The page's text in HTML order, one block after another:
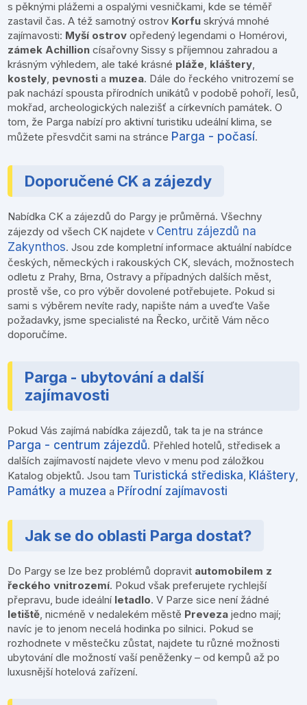
s pěknými plážemi a ospalými vesničkami, kde se téměř
zastavil čas. A též samotný ostrov Korfu skrývá mnohé
zajímavosti: Myší ostrov opředený legendami o Homérovi,
zámek Achillion císařovny Sissy s příjemnou zahradou a
krásným výhledem, ale také krásné pláže, kláštery,
kostely, pevnosti a muzea. Dále do řeckého vnitrozemí se
pak nachází spousta přírodních unikátů v podobě pohoří, lesů,
mokřad, archeologických nalezišť a církevních památek. O
tom, že Parga nabízí pro aktivní turistiku udeální klima, se
můžete přesvdčit sami na stránce Parga - počasí.
Doporučené CK a zájezdy
Nabídka CK a zájezdů do Pargy je průměrná. Všechny
zájezdy od všech CK najdete v Centru zájezdů na
Zakynthos. Jsou zde kompletní informace aktuální nabídce
českých, německých i rakouských CK, slevách, možnostech
odletu z Prahy, Brna, Ostravy a případných dalších měst,
prostě vše, co pro výběr dovolené potřebujete. Pokud si
sami s výběrem nevíte rady, napište nám a uveďte Vaše
požadavky, jsme specialisté na Řecko, určitě Vám něco
doporučíme.
Parga - ubytování a další
zajímavosti
Pokud Vás zajímá nabídka zájezdů, tak ta je na stránce
Parga - centrum zájezdů. Přehled hotelů, středisek a
dalších zajímavostí najdete vlevo v menu pod záložkou
Katalog objektů. Jsou tam Turistická střediska, Kláštery,
Památky a muzea a Přírodní zajímavosti
Jak se do oblasti Parga dostat?
Do Pargy se lze bez problémů dopravit automobilem z
řeckého vnitrozemí. Pokud však preferujete rychlejší
přepravu, bude ideální letadlo. V Parze sice není žádné
letiště, nicméně v nedalekém městě Preveza jedno mají;
navíc je to jenom necelá hodinka po silnici. Pokud se
rozhodnete v městečku zůstat, najdete tu různé možnosti
ubytování dle možností vaší peněženky – od kempů až po
luxusnější hotelová zařízení.